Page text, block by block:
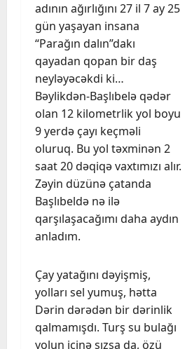
adının ağırlığını 27 il 7 ay 25
gün yaşayan insana
“Parağın dalın”dakı
qayadan qopan bir daş
neyləyəcəkdi ki…
Bəylikdən-Başlıbelə qədər
olan 12 kilometrlik yol boyu
9 yerdə çayı keçməli
oluruq. Bu yol təxminən 2
saat 20 dəqiqə vaxtımızı alır.
Zəyin düzünə çatanda
Başlıbeldə nə ilə
qarşılaşacağımı daha aydın
anladım.
Çay yatağını dəyişmiş,
yolları sel yumuş, hətta
Dərin dərədən bir dərinlik
qalmamışdı. Turş su bulağı
yolun içinə sızsa da, özü